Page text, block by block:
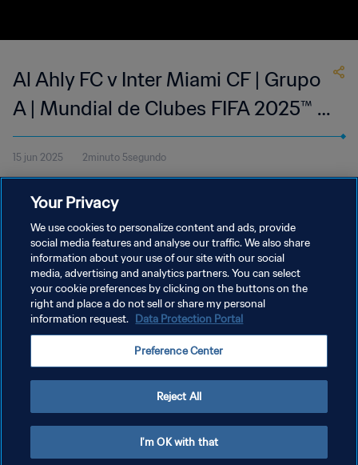
Al Ahly FC v Inter Miami CF | Grupo
A | Mundial de Clubes FIFA 2025™ |
Mejores jugadas
15 jun 2025 2minuto 5segundo
Miami CF disputado en el Estadio Hard Rock de Miami el sábado
14 de junio a las 20:00 (hora local).
POLÍTICA DE PRIVACIDAD
AJUSTAR LA CONFIGURACIÓN DE LAS COOKIES
Copyright © 1994 - 2026 FIFA. Todos los derechos reservados.
Your Privacy
We use cookies to personalize content and ads, provide
social media features and analyse our traffic. We also share
information about your use of our site with our social
media, advertising and analytics partners. You can select
your cookie preferences by clicking on the buttons on the
right and place a do not sell or share my personal
information request. Data Protection Portal
Preference Center
Reject All
I'm OK with that